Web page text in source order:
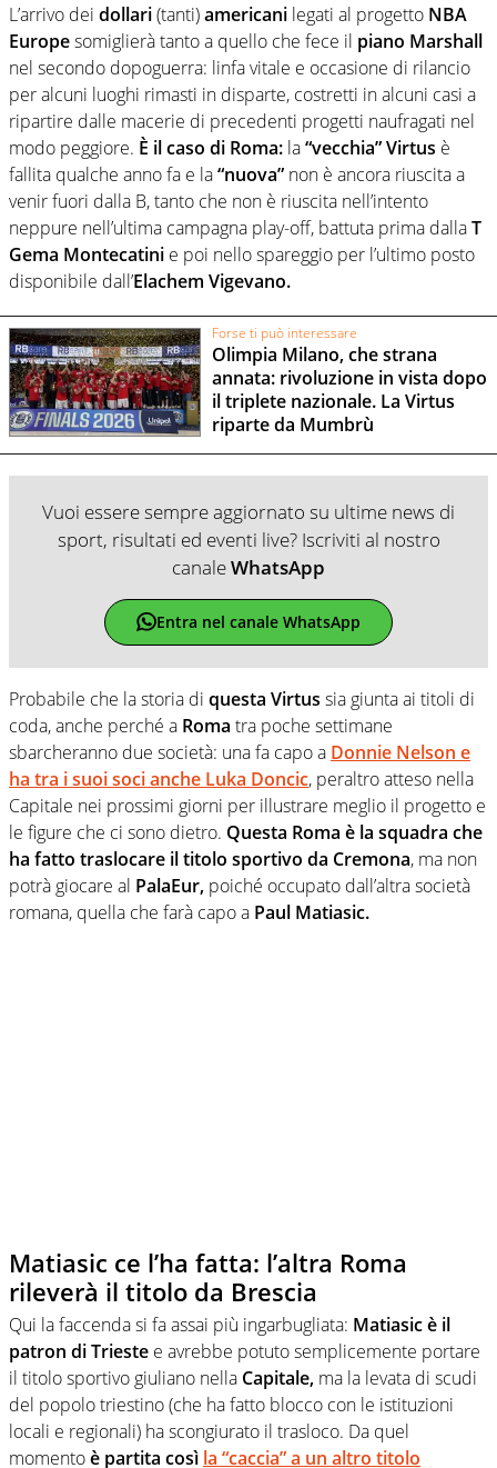
L’arrivo dei dollari(tanti)americani legati al progetto NBA
Europesomiglierà tanto a quello che fece il piano Marshall
nel secondo dopoguerra: linfa vitale e occasione di rilancio
per alcuni luoghi rimasti in disparte, costretti in alcuni casi a
ripartire dalle macerie di precedenti progetti naufragati nel
modo peggiore. È il caso di Roma: la“vecchia” Virtus è
fallita qualche anno fa e la“nuova” non è ancora riuscita a
venir fuori dalla B, tanto che non è riuscita nell’intento
neppure nell’ultima campagna play-off, battuta prima dallaT
Gema Montecatini e poi nello spareggio per l’ultimo posto
disponibile dall’Elachem Vigevano.
Forse ti può interessare
Olimpia Milano, che strana
annata: rivoluzione in vista dopo
il triplete nazionale. La Virtus
riparte da Mumbrù
Vuoi essere sempre aggiornato su ultime news di
sport, risultati ed eventi live? Iscriviti al nostro
canaleWhatsApp
Entra nel canale WhatsApp
Probabile che la storia di questa Virtus sia giunta ai titoli di
coda, anche perché a Roma tra poche settimane
sbarcheranno due società: una fa capo a Donnie Nelson e
ha tra i suoi soci anche Luka Doncic, peraltro atteso nella
Capitale nei prossimi giorni per illustrare meglio il progetto e
le figure che ci sono dietro. Questa Roma è la squadra che
ha fatto traslocare il titolo sportivo da Cremona, ma non
potrà giocare al PalaEur, poiché occupato dall’altra società
romana, quella che farà capo a Paul Matiasic.
Matiasic ce l’ha fatta: l’altra Roma
rileverà il titolo da Brescia
Qui la faccenda si fa assai più ingarbugliata: Matiasic è il
patron di Trieste e avrebbe potuto semplicemente portare
il titolo sportivo giuliano nella Capitale, ma la levata di scudi
del popolo triestino (che ha fatto blocco con le istituzioni
locali e regionali) ha scongiurato il trasloco. Da quel
momentoè partita così la “caccia” a un altro titolo